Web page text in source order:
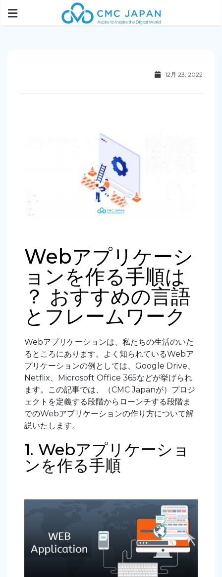
12月 23, 2022
Webアプリケーシ
ョンを作る手順は
？ おすすめの言語
とフレームワーク
Webアプリケーションは、私たちの生活のいた
るところにあります。よく知られているWebア
プリケーションの例としては、Google Drive、
Netflix、Microsoft Office 365などが挙げられ
ます。この記事では、（CMC Japanが）プロジ
ェクトを定義する段階からローンチする段階ま
でのWebアプリケーションの作り方について解
説いたします。
1. Webアプリケーショ
ンを作る手順